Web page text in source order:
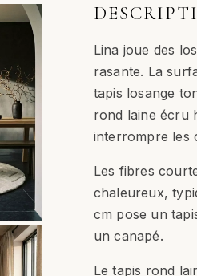
Lina joue des
rasante. La
tapis losange
rond laine écru
interrompre les
Les fibres
chaleureux,
cm pose un
un canapé.
Le tapis rond